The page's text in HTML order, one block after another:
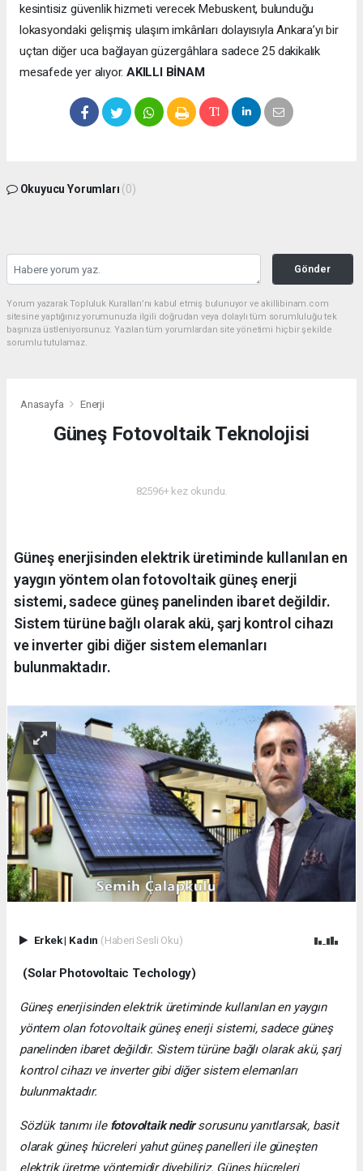
kesintisiz güvenlik hizmeti verecek Mebuskent, bulunduğu
lokasyondaki gelişmiş ulaşım imkânları dolayısıyla Ankara’yı bir
uçtan diğer uca bağlayan güzergâhlara sadece 25 dakikalık
mesafede yer alıyor. AKILLI BİNAM
Okuyucu Yorumları (0)
Gönder
Yorum yazarak Topluluk Kuralları’nı kabul etmiş bulunuyor ve akillibinam.com
sitesine yaptığınız yorumunuzla ilgili doğrudan veya dolaylı tüm sorumluluğu tek
başınıza üstleniyorsunuz. Yazılan tüm yorumlardan site yönetimi hiçbir şekilde
sorumlu tutulamaz.
Anasayfa Enerji
Güneş Fotovoltaik Teknolojisi
82596+ kez okundu.
Güneş enerjisinden elektrik üretiminde kullanılan en
yaygın yöntem olan fotovoltaik güneş enerji
sistemi, sadece güneş panelinden ibaret değildir.
Sistem türüne bağlı olarak akü, şarj kontrol cihazı
ve inverter gibi diğer sistem elemanları
bulunmaktadır.
Erkek| Kadın (Haberi Sesli Oku)
(Solar Photovoltaic Techology)
Güneş enerjisinden elektrik üretiminde kullanılan en yaygın
yöntem olan fotovoltaik güneş enerji sistemi, sadece güneş
panelinden ibaret değildir. Sistem türüne bağlı olarak akü, şarj
kontrol cihazı ve inverter gibi diğer sistem elemanları
bulunmaktadır.
Sözlük tanımı ile fotovoltaik nedirsorusunu yanıtlarsak, basit
olarak güneş hücreleri yahut güneş panelleri ile güneşten
elektrik üretme yöntemidir diyebiliriz. Güneş hücreleri